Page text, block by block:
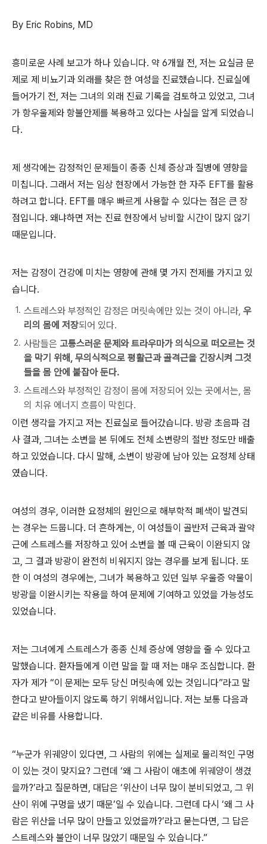
By Eric Robins, MD
흥미로운 사례 보고가 하나 있습니다. 약 6개월 전, 저는 요실금 문
제로 제 비뇨기과 외래를 찾은 한 여성을 진료했습니다. 진료실에
들어가기 전, 저는 그녀의 외래 진료 기록을 검토하고 있었고, 그녀
가 항우울제와 항불안제를 복용하고 있다는 사실을 알게 되었습니
다.
제 생각에는 감정적인 문제들이 종종 신체 증상과 질병에 영향을
미칩니다. 그래서 저는 임상 현장에서 가능한 한 자주 EFT를 활용
하려고 합니다. EFT를 매우 빠르게 사용할 수 있다는 점은 큰 장
점입니다. 왜냐하면 저는 진료 현장에서 낭비할 시간이 많지 않기
때문입니다.
저는 감정이 건강에 미치는 영향에 관해 몇 가지 전제를 가지고 있
습니다.
스트레스와 부정적인 감정은 머릿속에만 있는 것이 아니라, 우
리의 몸에 저장되어 있다.
사람들은 고통스러운 문제와 트라우마가 의식으로 떠오르는 것
을 막기 위해, 무의식적으로 평활근과 골격근을 긴장시켜 그것
들을 몸 안에 붙잡아 둔다.
스트레스와 부정적인 감정이 몸에 저장되어 있는 곳에서는, 몸
의 치유 에너지 흐름이 막힌다.
이런 생각을 가지고 저는 진료실로 들어갔습니다. 방광 초음파 검
사 결과, 그녀는 소변을 본 뒤에도 전체 소변량의 절반 정도만 배출
하고 있었습니다. 다시 말해, 소변이 방광에 남아 있는 요정체 상태
였습니다.
여성의 경우, 이러한 요정체의 원인으로 해부학적 폐색이 발견되
는 경우는 드뭅니다. 더 흔하게는, 이 여성들이 골반저 근육과 괄약
근에 스트레스를 저장하고 있어 소변을 볼 때 근육이 이완되지 않
고, 그 결과 방광이 완전히 비워지지 않는 경우를 보게 됩니다. 또
한 이 여성의 경우에는, 그녀가 복용하고 있던 일부 우울증 약물이
방광을 이완시키는 작용을 하여 문제에 기여하고 있었을 가능성도
있었습니다.
저는 그녀에게 스트레스가 종종 신체 증상에 영향을 줄 수 있다고
말했습니다. 환자들에게 이런 말을 할 때 저는 매우 조심합니다. 환
자가 제가 “이 문제는 모두 당신 머릿속에 있는 것입니다”라고 말
한다고 받아들이지 않도록 하기 위해서입니다. 저는 보통 다음과
같은 비유를 사용합니다.
“누군가 위궤양이 있다면, 그 사람의 위에는 실제로 물리적인 구멍
이 있는 것이 맞지요? 그런데 ‘왜 그 사람이 애초에 위궤양이 생겼
을까?’라고 질문하면, 대답은 ‘위산이 너무 많이 분비되었고, 그 위
산이 위에 구멍을 냈기 때문’일 수 있습니다. 그런데 다시 ‘왜 그 사
람은 위산을 너무 많이 만들고 있었을까?’라고 묻는다면, 그 답은
스트레스와 불안이 너무 많았기 때문일 수 있습니다.”